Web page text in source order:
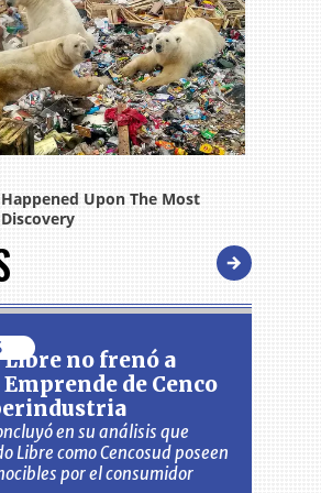
no frenó a
de Cenco
en su análisis que
Libre como Cencosud poseen
por el consumidor